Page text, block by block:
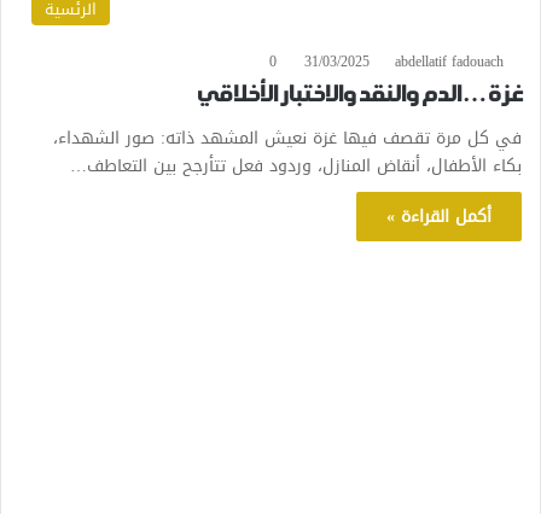
الرئسية
abdellatif fadouach
31/03/2025
0
غزة… الدم والنقد والاختبار الأخلاقي
في كل مرة تقصف فيها غزة نعيش المشهد ذاته: صور الشهداء،
بكاء الأطفال، أنقاض المنازل، وردود فعل تتأرجح بين التعاطف…
أكمل القراءة »